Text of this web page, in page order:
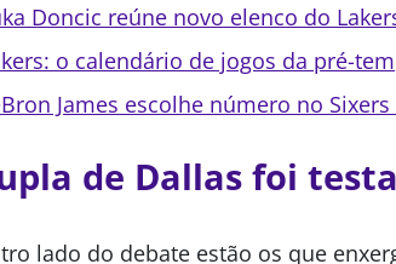
Doncic reúne novo elenco do
o calendário de jogos da pré-
James escolhe número no
de Dallas foi
lado do debate estão os que